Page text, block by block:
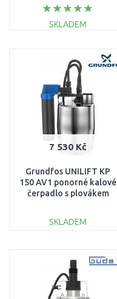
SKLADEM
Porovnat
7 530 Kč
Grundfos UNILIFT KP
150 AV1 ponorné kalové
čerpadlo s plovákem
SKLADEM
Porovnat